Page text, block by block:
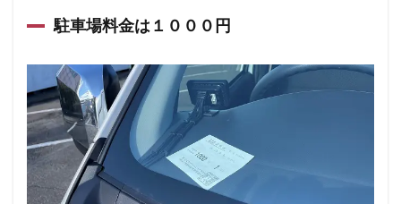
駐車場料金は１０００円